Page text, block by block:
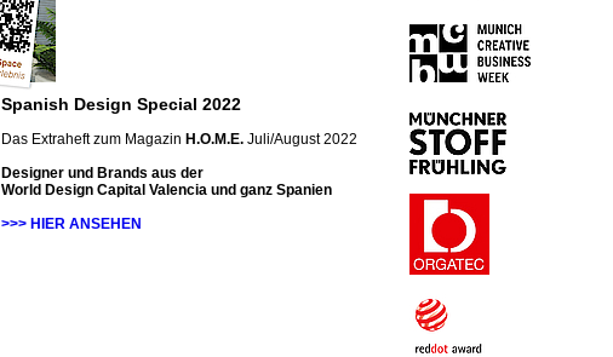
Spanish Design Special 2022
Das Extraheft zum Magazin H.O.M.E. Juli/August 2022
Designer und Brands aus der
World Design Capital Valencia und ganz Spanien
>>> HIER ANSEHEN